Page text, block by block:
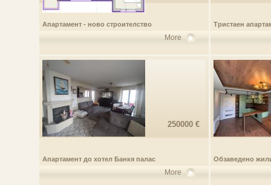
Апартамент - ново строителство
More
Тристаен
250000 €
Апартамент до хотел Банкя палас
More
Обзаведено